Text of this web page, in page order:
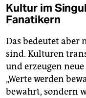
Kultur im
Fanatikern
Das bedeutet aber
sind. Kulturen
und erzeugen
„Werte werden
bewahrt, sondern